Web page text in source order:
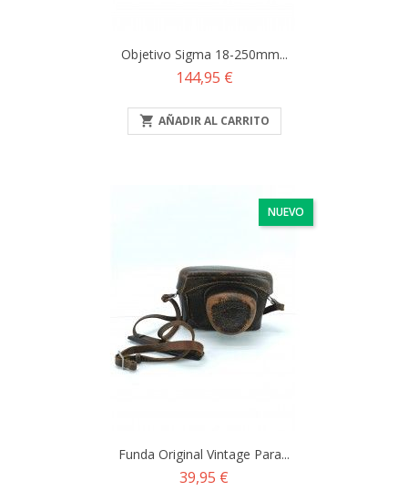
Objetivo Sigma 18-250mm...
Precio
144,95 €
 AÑADIR AL CARRITO
NUEVO
Funda Original Vintage Para...
Precio
39,95 €